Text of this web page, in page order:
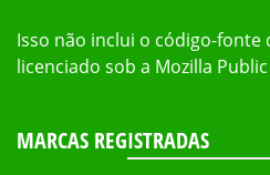
Isso não inclui o código-fonte
licenciado sob a Mozilla Public
MARCAS REGISTRADAS